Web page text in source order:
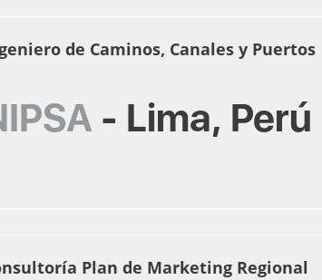
de Caminos, Canales y Puertos
- Lima, Perú
Plan de Marketing Regional